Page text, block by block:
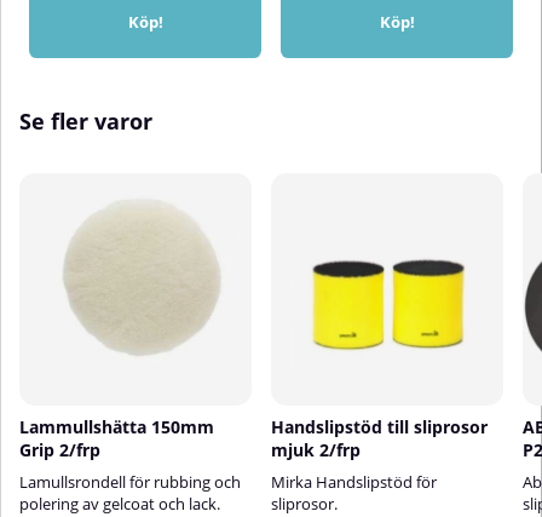
Köp! Köp!
Se fler varor
Lammullshätta 150mm
Grip 2/frp
Lamullsrondell för rubbing och
polering av gelcoat och lack.
Handslipstöd till sliprosor
mjuk 2/frp
Mirka Handslipstöd för
sliprosor.